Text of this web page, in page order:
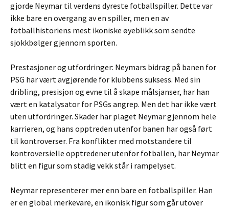
gjorde Neymar til verdens dyreste fotballspiller. Dette var
ikke bare en overgang av en spiller, men en av
fotballhistoriens mest ikoniske øyeblikk som sendte
sjokkbølger gjennom sporten.
Prestasjoner og utfordringer: Neymars bidrag på banen for
PSG har vært avgjørende for klubbens suksess. Med sin
dribling, presisjon og evne til å skape målsjanser, har han
vært en katalysator for PSGs angrep. Men det har ikke vært
uten utfordringer. Skader har plaget Neymar gjennom hele
karrieren, og hans opptreden utenfor banen har også ført
til kontroverser. Fra konflikter med motstandere til
kontroversielle opptredener utenfor fotballen, har Neymar
blitt en figur som stadig vekk står i rampelyset.
Neymar representerer mer enn bare en fotballspiller. Han
er en global merkevare, en ikonisk figur som går utover